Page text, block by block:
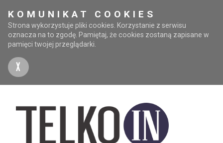
KOMUNIKAT COOKIES
Strona wykorzystuje pliki cookies. Korzystanie z serwisu
oznacza na to zgodę. Pamiętaj, że cookies zostaną zapisane w
pamięci twojej przeglądarki.
X